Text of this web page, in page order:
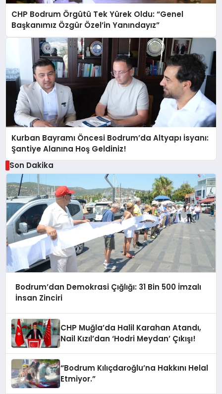
CHP Bodrum Örgütü Tek Yürek Oldu: “Genel
Başkanımız Özgür Özel’in Yanındayız”
Kurban Bayramı Öncesi Bodrum’da Altyapı İsyanı:
Şantiye Alanına Hoş Geldiniz!
Son Dakika
Bodrum’dan Demokrasi Çığlığı: 31 Bin 500 İmzalı
İnsan Zinciri
CHP Muğla’da Halil Karahan Atandı,
Nail Kızıl’dan ‘Hodri Meydan’ Çıkışı!
“Bodrum Kılıçdaroğlu’na Hakkını Helal
Etmiyor.”